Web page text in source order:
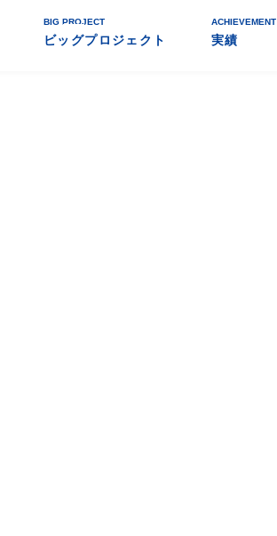
BIG PROJECT
ビッグプロジェクト
ACHIEVEMENT
実績